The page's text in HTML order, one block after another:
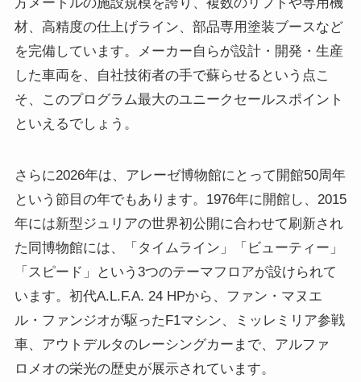
材、高精度の仕上げライン、部品専用塗装ブースなど
を完備しています。メーカー自らが設計・開発・生産
した車両を、自社技術者の手で蘇らせるという点こ
そ、このプログラム最大のユニークセールスポイント
といえるでしょう。
さらに2026年は、アレーゼ博物館にとって開館50周年
という節目の年でもあります。1976年に開館し、2015
年には新型ジュリアの世界初公開に合わせて刷新され
た同博物館には、「タイムライン」「ビューティー」
「スピード」という3つのテーマフロアが設けられて
います。初代A.L.F.A. 24 HPから、ファン・マヌエ
ル・ファンジオが駆ったF1マシン、ミッレミリア参戦
車、アウトデルタのレーシングカーまで、アルファ
ロメオの栄光の歴史が展示されています。